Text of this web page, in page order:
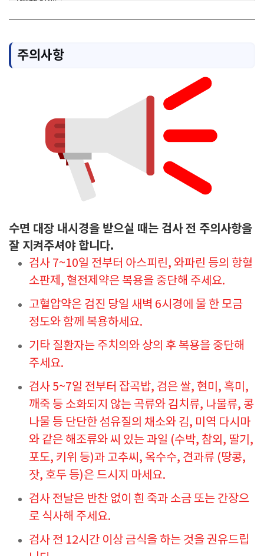
주의사항
수면 대장 내시경을 받으실 때는 검사 전 주의사항을
잘 지켜주셔야 합니다.
검사 7~10일 전부터 아스피린, 와파린 등의 항혈
소판제, 혈전제약은 복용을 중단해 주세요.
고혈압약은 검진 당일 새벽 6시경에 물 한 모금
정도와 함께 복용하세요.
기타 질환자는 주치의와 상의 후 복용을 중단해
주세요.
검사 5~7일 전부터 잡곡밥, 검은 쌀, 현미, 흑미,
깨죽 등 소화되지 않는 곡류와 김치류, 나물류, 콩
나물 등 단단한 섬유질의 채소와 김, 미역 다시마
와 같은 해조류와 씨 있는 과일 (수박, 참외, 딸기,
포도, 키위 등)과 고추씨, 옥수수, 견과류 (땅콩,
잣, 호두 등)은 드시지 마세요.
검사 전날은 반찬 없이 흰 죽과 소금 또는 간장으
로 식사해 주세요.
검사 전 12시간 이상 금식을 하는 것을 권유드립